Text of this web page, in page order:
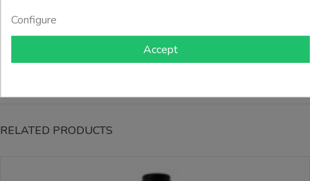
Un motivo in più per stappare qualche bottiglia e scoprire nuove
sfumature nel panorama enologico.
RELATED PRODUCTS
Configure
Accept